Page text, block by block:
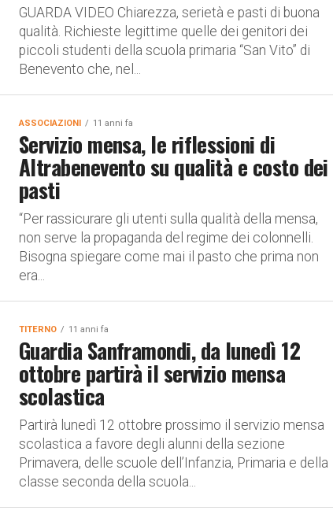
GUARDA VIDEO Chiarezza, serietà e pasti di buona
qualità. Richieste legittime quelle dei genitori dei
piccoli studenti della scuola primaria “San Vito” di
Benevento che, nel...
ASSOCIAZIONI 11 anni fa
Servizio mensa, le riflessioni di
Altrabenevento su qualità e costo dei
pasti
“Per rassicurare gli utenti sulla qualità della mensa,
non serve la propaganda del regime dei colonnelli.
Bisogna spiegare come mai il pasto che prima non
era...
TITERNO 11 anni fa
Guardia Sanframondi, da lunedì 12
ottobre partirà il servizio mensa
scolastica
Partirà lunedì 12 ottobre prossimo il servizio mensa
scolastica a favore degli alunni della sezione
Primavera, delle scuole dell’Infanzia, Primaria e della
classe seconda della scuola...